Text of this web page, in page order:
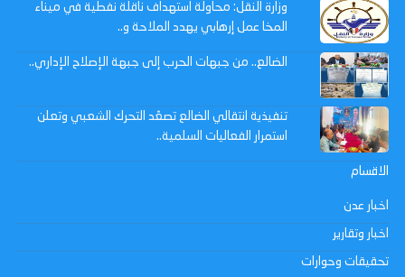
وزارة النقل: محاولة استهداف ناقلة نفطية في ميناء
المخا عمل إرهابي يهدد الملاحة و..
الضالع.. من جبهات الحرب إلى جبهة الإصلاح الإداري..
تنفيذية انتقالي الضالع تصعّد التحرك الشعبي وتعلن
استمرار الفعاليات السلمية..
الاقسام
اخبار عدن
اخبار وتقارير
تحقيقات وحوارات